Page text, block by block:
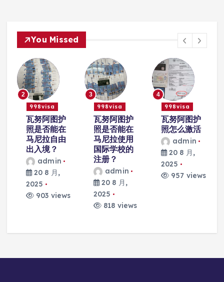
You Missed
3
998visa
瓦努阿图护
照是否能在
马尼拉使用
国际学校的
注册？
admin
20 8 月,
2025
4
998visa
瓦努阿图护
照怎么激活
admin
20 8 月,
2025
957 views
5
998visa
瓦努阿图护
照能否在马
尼拉开设银
行账户？
admin
20 8 月,